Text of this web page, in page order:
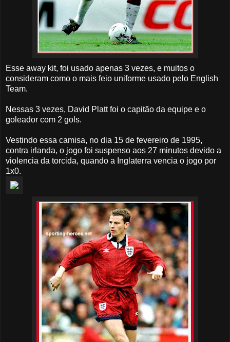
Esse away kit, foi usado apenas 3 vezes, e muitos o
consideram como o mais feio uniforme usado pelo English
Team.
Nessas 3 vezes, David Platt foi o capitão da equipe e o
goleador com 2 gols.
Vestindo essa camisa, no dia 15 de fevereiro de 1995,
contra irlanda, o jogo foi suspenso aos 27 minutos devido a
violencia da torcida, quando a Inglaterra vencia o jogo por
1x0.